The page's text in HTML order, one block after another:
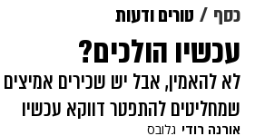
כסף טורים ודעות
עכשיו הולכים?
לא להאמין, אבל יש שכירים אמיצים
שמחליטים להתפטר דווקא עכשיו
אורנה רודי גלובס